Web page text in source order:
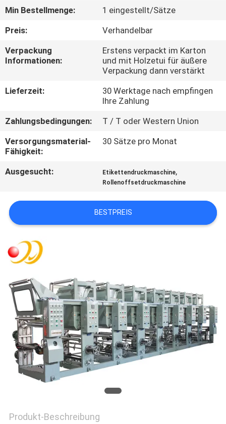
AUSFLUG
QUALITÄTSKONTROLLE
SIE
UNS
IN
VERBINDUNG
SIE EIN
ZITAT
SITEMAP
PRIVACY
POLICY
Min Bestellmenge:
1 eingestellt/Sätze
Preis:
Verhandelbar
Verpackung
Informationen:
Erstens verpackt im Karton
und mit Holzetui für äußere
Verpackung dann verstärkt
Lieferzeit:
30 Werktage nach empfingen
Ihre Zahlung
Zahlungsbedingungen:
T / T oder Western Union
Versorgungsmaterial-
Fähigkeit:
30 Sätze pro Monat
Ausgesucht: Etikettendruckmaschine,
Rollenoffsetdruckmaschine
BESTPREIS
Produkt-Beschreibung